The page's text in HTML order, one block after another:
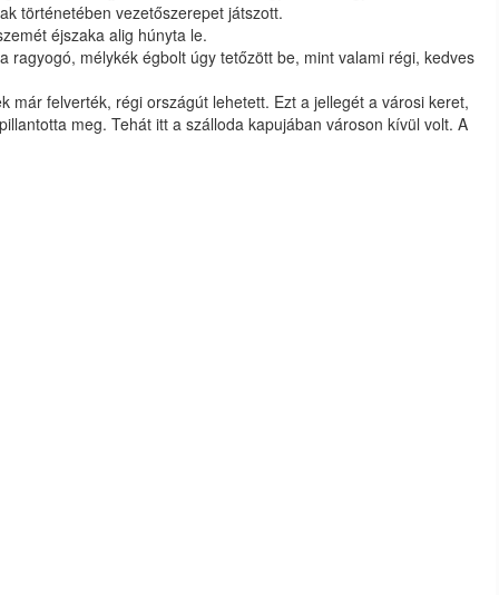
történetében vezetőszerepet játszott.
éjszaka alig húnyta le.
mélykék égbolt úgy tetőzött be, mint valami régi, kedves
már felverték, régi országút lehetett. Ezt a jellegét a városi keret,
meg. Tehát itt a szálloda kapujában városon kívül volt. A